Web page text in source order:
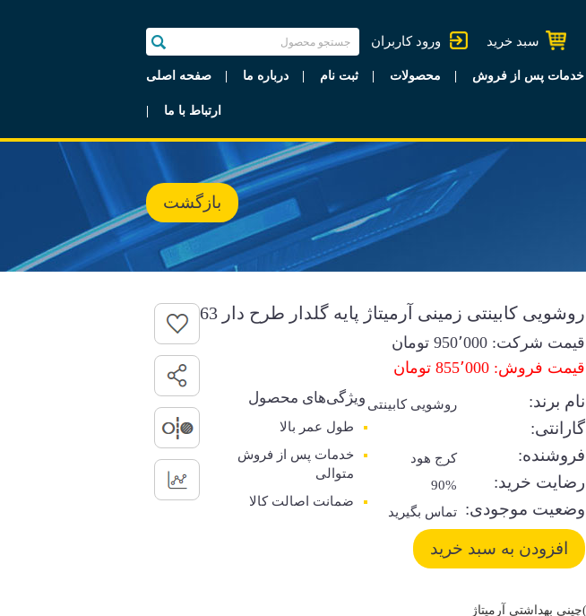
ورود کاربران سبد خرید
صفحه اصلی درباره ما ثبت نام محصولات خدمات پس از فروش
ارتباط با ما
بازگشت
روشویی کابینتی زمینی آرمیتاژ پایه گلدار طرح دار 63
قیمت شرکت: 950٬000 تومان
قیمت فروش: 855٬000 تومان
نام برند: روشویی کابینتی
گارانتی:
فروشنده:
کرج هود
رضایت خرید: 90%
وضعیت موجودی: تماس بگیرید
ویژگی‌های محصول
طول عمر بالا
خدمات پس از فروش
متوالی
ضمانت اصالت کالا